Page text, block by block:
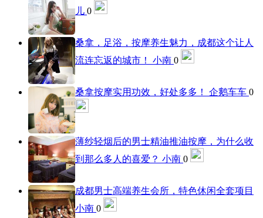
儿 0
桑拿，足浴，按摩养生魅力，成都这个让人
流连忘返的城市！ 小南 0
桑拿按摩实用功效，好处多多！ 企鹅车车 0
薄纱轻烟后的男士精油推油按摩，为什么收
到那么多人的喜爱？ 小南 0
成都男士高端养生会所，特色休闲全套项目
小南 0